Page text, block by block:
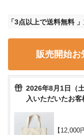
3点以上で送料無料
販売開始お
2026年8月1日（
入いただいたお客
【